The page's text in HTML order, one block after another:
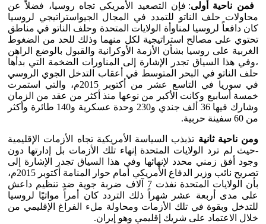
فمن ناحية أولى: فإن التصعيد الأمريكي تجاه روسيا، فضلاً عن
محاولات حلف الناتو للتمدد في المجال الجيواستراتيجي لروسيا
كان دافعاً لروسيا لمناوأة الولايات المتحدة وحلف الناتو في مناطق
تحتوي على مصالح استراتيجية لكل منهما وذلك للحد من الضغوط
الغربية على روسيا بشأن الأزمة الأوكرانية والقبول بالوضع الراهن
،وفي هذا السياق تجدر الإشارة إلى المناورات الضخمة التي بدأها
حلف الناتو في البحر المتوسط في أعقاب التدخل الجوي الروسي
في سوريا في التاسع عشر من أكتوبر 2015م، والتي استمرت
خمسة أسابيع وكانت الأكبر من نوعها منذ أكثر من عقد من الزمان
وشارك فيها 36 ألف جندي و230 وحدة عسكرية و140 طائرة وأكثر
من 60 سفينة حربية.
ومن ناحية ثانية تذبذب السياسة الأمريكية تجاه الأزمات الإقليمية
-حيث لم ترد الولايات المتحدة إنهاء تلك الأزمات بل إدارتها دون
وجود أفق زمني محدد لإنهائها وفي هذا السياق تجدر الإشارة إلى
تصريح نائب وزير الدفاع الأمريكي أمام حوار المنامة أكتوبر 2015م،
بأن الولايات المتحدة نفذت 7 آلاف ضربة جوية ضد تنظيم داعش
على مدى أربعة عشر شهراً ذلك التردد كان أمراً مواتيًا لروسيا
للتدخل وبقوة في تلك الأزمات ومحاولة ملء الفراغ الإقليمي من
خلال الاعتماد على شريك إقليمي وهو إيران.